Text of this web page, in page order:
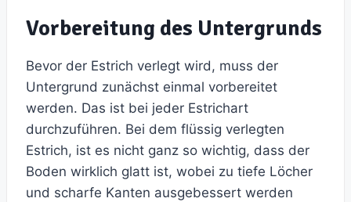
Vorbereitung des Untergrunds
Bevor der Estrich verlegt wird, muss der
Untergrund zunächst einmal vorbereitet
werden. Das ist bei jeder Estrichart
durchzuführen. Bei dem flüssig verlegten
Estrich, ist es nicht ganz so wichtig, dass der
Boden wirklich glatt ist, wobei zu tiefe Löcher
und scharfe Kanten ausgebessert werden